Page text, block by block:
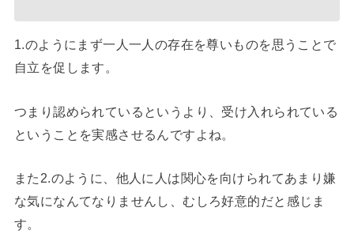
1.のようにまず一人一人の存在を尊いものを思うことで
自立を促します。
つまり認められているというより、受け入れられている
ということを実感させるんですよね。
また2.のように、他人に人は関心を向けられてあまり嫌
な気になんてなりませんし、むしろ好意的だと感じま
す。